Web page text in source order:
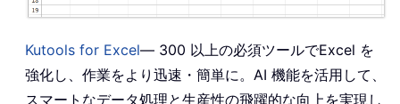
Kutools for Excel— 300 以上の必須ツールでExcel を
強化し、作業をより迅速・簡単に。AI 機能を活用して、
スマートなデータ処理と生産性の飛躍的な向上を実現し